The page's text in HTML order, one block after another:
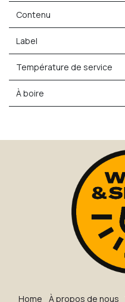
Contenu
Label
Température de service
À boire
H​o​me À propos de nous